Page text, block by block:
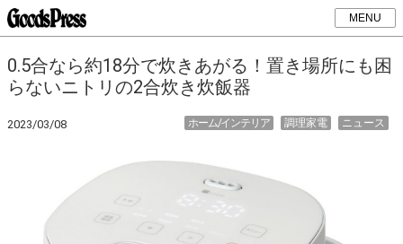
MENU
0.5合なら約18分で炊きあがる！置き場所にも困
らないニトリの2合炊き炊飯器
2023/03/08 ニュース
調理家電
ホーム/インテリア